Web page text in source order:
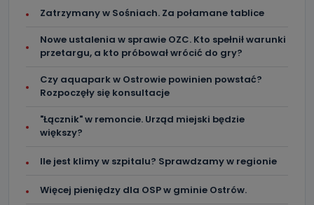
żądania ich sprostowania, usunięcia danych,
Do kiedy Państwa dane osobowe będą
przechowywane?
Do czasu wycofania zgody lub, jeśli dane będą
administratora – do momentu wniesienia sprzeciwu.
Przetwarzane kategorie Państwa danych osobowych to
zostały przekazane w Państwa imieniu) lub dane osobowe,
które zostały zebrane ze źródeł publicznie dostępnych, w
Zatrzymany w Sośniach. Za połamane tablice
Nowe ustalenia w sprawie OZC. Kto spełnił warunki
przetargu, a kto próbował wrócić do gry?
Czy aquapark w Ostrowie powinien powstać?
Rozpoczęły się konsultacje
"Łącznik" w remoncie. Urząd miejski będzie
większy?
Ile jest klimy w szpitalu? Sprawdzamy w regionie
Więcej pieniędzy dla OSP w gminie Ostrów.